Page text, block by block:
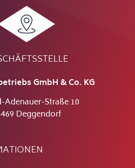
GmbH & Co. KG
Adenauer-Straße 10
Deggendorf